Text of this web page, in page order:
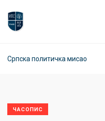
Српска политичка мисао
ЧАСОПИС